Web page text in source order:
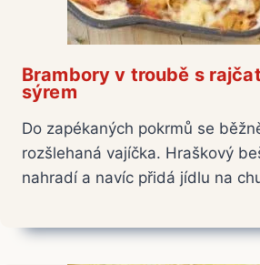
Brambory v troubě s
sýrem
Do zapékaných pokrmů se
rozšlehaná vajíčka. Hraškový
nahradí a navíc přidá jídlu na